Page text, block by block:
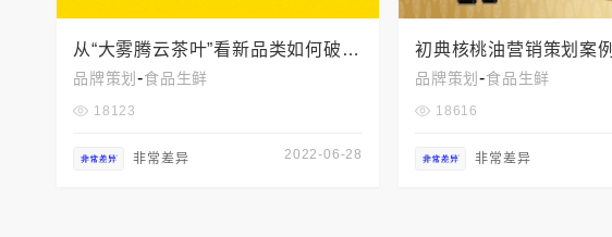
从“大雾腾云茶叶”看新品类如何破解
营销难题
品牌策划-食品生鲜
18123
非常差异 2022-06-28
初典核桃油营销策划案例
品牌策划-食品生鲜
18616
非常差异